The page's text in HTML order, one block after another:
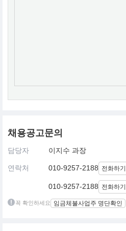
채용공고문의
담당자 이지수 과장
연락처 010-9257-2188 전화하기
010-9257-2188 전화하기
꼭 확인하세요 임금체불사업주 명단확인